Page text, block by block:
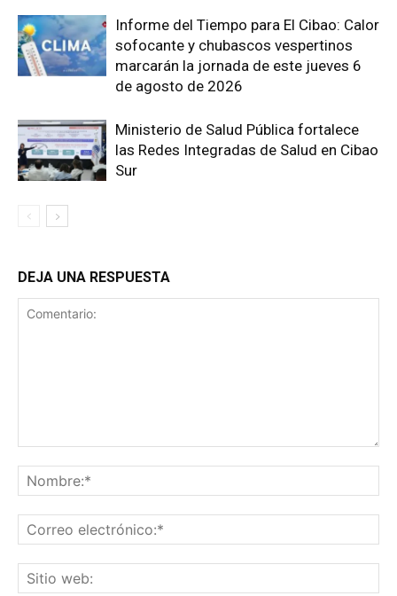
Informe del Tiempo para El Cibao: Calor
sofocante y chubascos vespertinos
marcarán la jornada de este jueves 6
de agosto de 2026
Ministerio de Salud Pública fortalece
las Redes Integradas de Salud en Cibao
Sur
DEJA UNA RESPUESTA